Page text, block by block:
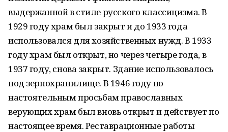
выдержанной в стиле русского классицизма. В
1929 году храм был закрыт и до 1933 года
использовался для хозяйственных нужд. В 1933
году храм был открыт, но через четыре года, в
1937 году, снова закрыт. Здание использовалось
под зернохранилище. В 1946 году по
настоятельным просьбам православных
верующих храм был вновь открыт и действует по
настоящее время. Реставрационные работы